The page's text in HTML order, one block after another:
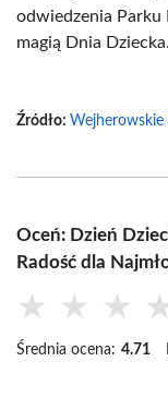
odwiedzenia Parku
magią Dnia Dziecka.
Źródło:
Oceń: Dzień
Radość dla
★ ★ ★
Średnia ocena: 4.71